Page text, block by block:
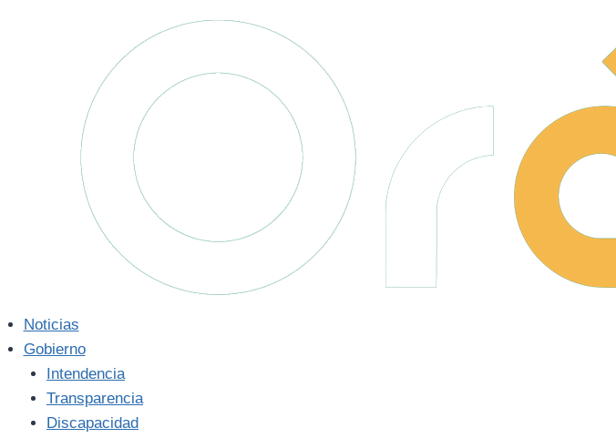
Noticias
Gobierno
Intendencia
Transparencia
Discapacidad